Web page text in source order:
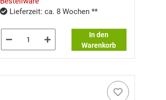
Lieferzeit: ca. 8 Wochen **
In den
Warenkorb